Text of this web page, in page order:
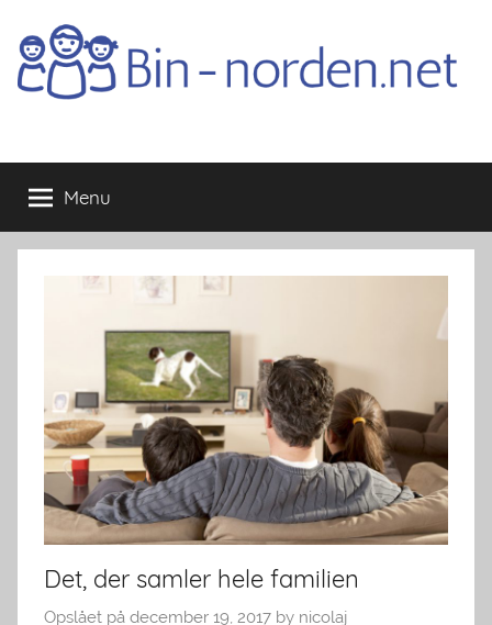
content
Bin-
norden.net
Menu
Det, der samler hele familien
Opslået på december 19, 2017 by nicolaj